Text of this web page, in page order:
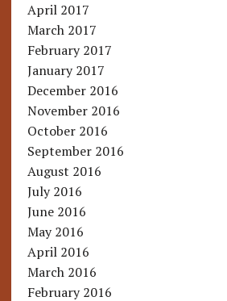
April 2017
March 2017
February 2017
January 2017
December 2016
November 2016
October 2016
September 2016
August 2016
July 2016
June 2016
May 2016
April 2016
March 2016
February 2016